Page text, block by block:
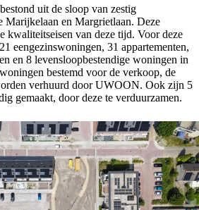
uit de sloop van zestig
Marijkelaan en Margrietlaan. Deze
kwaliteitseisen van deze tijd. Voor deze
eengezinswoningen, 31 appartementen,
en 8 levensloopbestendige woningen in
bestemd voor de verkoop, de
verhuurd door UWOON. Ook zijn 5
gemaakt, door deze te verduurzamen.